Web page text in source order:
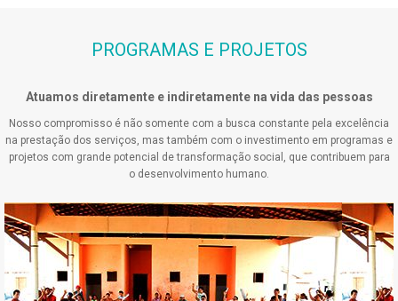
PROGRAMAS E PROJETOS
Atuamos diretamente e indiretamente na vida das pessoas
Nosso compromisso é não somente com a busca constante pela excelência
na prestação dos serviços, mas também com o investimento em programas e
projetos com grande potencial de transformação social, que contribuem para
o desenvolvimento humano.